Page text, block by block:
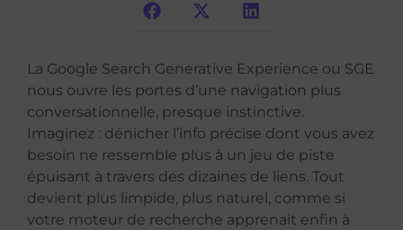
La Google Search Generative Experience ou SGE
nous ouvre les portes d’une navigation plus
conversationnelle, presque instinctive.
Imaginez : dénicher l’info précise dont vous avez
besoin ne ressemble plus à un jeu de piste
épuisant à travers des dizaines de liens. Tout
devient plus limpide, plus naturel, comme si
votre moteur de recherche apprenait enfin à